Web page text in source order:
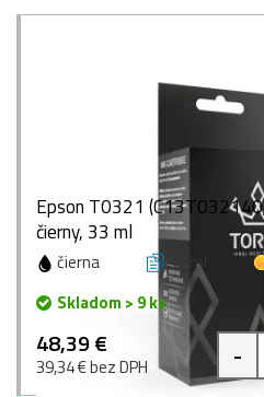
Epson T0321
čierny, 33 ml
čierna 33 ml
Skladom > 9 ks
48,39 €
39,34 € bez DPH -